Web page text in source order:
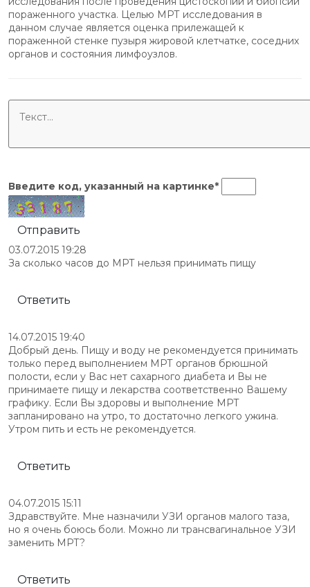
пораженного участка. Целью МРТ исследования в
данном случае является оценка прилежащей к
пораженной стенке пузыря жировой клетчатке, соседних
органов и состояния лимфоузлов.
Введите код, указанный на картинке*
Отправить
03.07.2015 19:28
За сколько часов до МРТ нельзя принимать пищу
Ответить
14.07.2015 19:40
Добрый день. Пищу и воду не рекомендуется принимать
только перед выполнением МРТ органов брюшной
полости, если у Вас нет сахарного диабета и Вы не
принимаете пищу и лекарства соответственно Вашему
графику. Если Вы здоровы и выполнение МРТ
запланировано на утро, то достаточно легкого ужина.
Утром пить и есть не рекомендуется.
Ответить
04.07.2015 15:11
Здравствуйте. Мне назначили УЗИ органов малого таза,
но я очень боюсь боли. Можно ли трансвагинальное УЗИ
заменить МРТ?
Ответить